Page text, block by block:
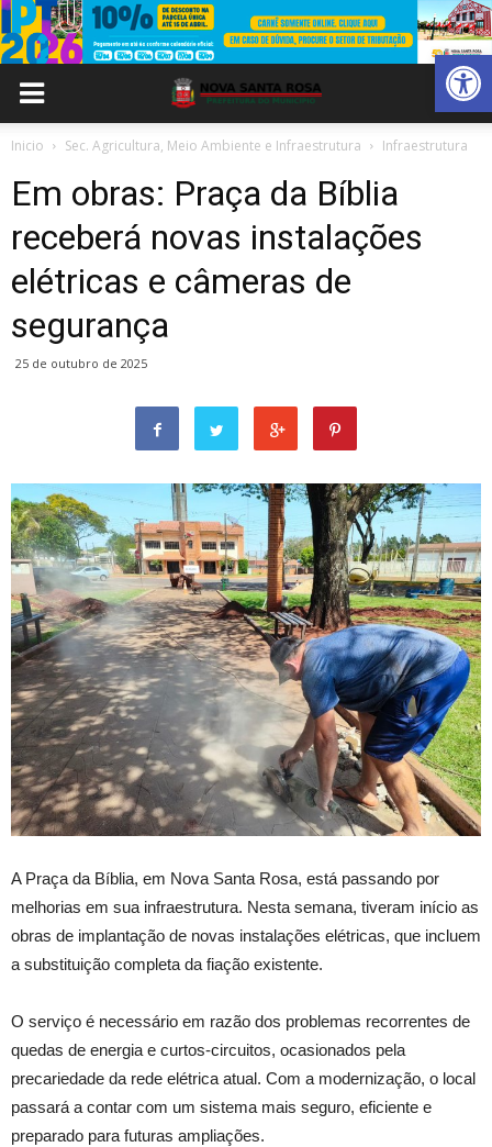
Abrir
Inicio Sec. Agricultura, Meio Ambiente e Infraestrutura Infraestrutura
Em obras: Praça da Bíblia
receberá novas instalações
elétricas e câmeras de
segurança
25 de outubro de 2025
A Praça da Bíblia, em Nova Santa Rosa, está passando por
melhorias em sua infraestrutura. Nesta semana, tiveram início as
obras de implantação de novas instalações elétricas, que incluem
a substituição completa da fiação existente.
O serviço é necessário em razão dos problemas recorrentes de
quedas de energia e curtos-circuitos, ocasionados pela
precariedade da rede elétrica atual. Com a modernização, o local
passará a contar com um sistema mais seguro, eficiente e
preparado para futuras ampliações.